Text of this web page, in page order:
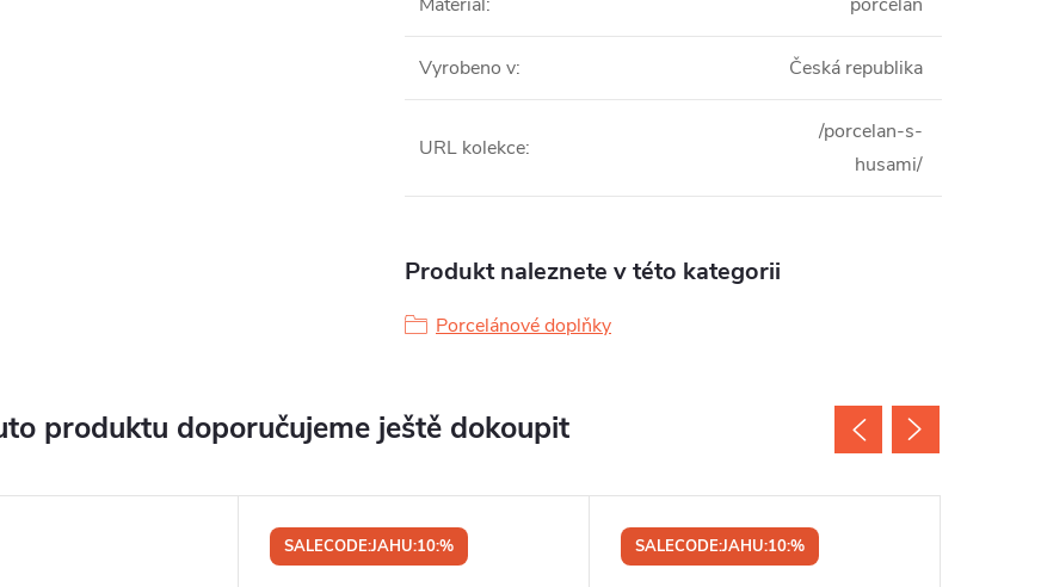
Vyrobeno v: Česká republika
URL kolekce:
/porcelan-s-
husami/
Produkt naleznete v této kategorii
Porcelánové doplňky
produktu doporučujeme ještě dokoupit
SALECODE:JAHU:10:% SALECODE:JAHU:10:%